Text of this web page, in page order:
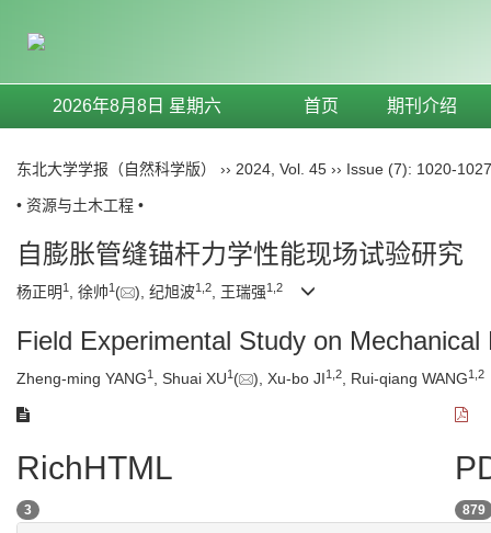
2026年8月8日 星期六 首页 期刊介绍
东北大学学报（自然科学版） ›› 2024 Vol. 45 ›› Issue (7): 1020-
• 资源与土木工程 •
自膨胀管缝锚杆力学性能现场试验研究
杨正明 1 , 徐帅1 ( ), 纪旭波1 2 , 王瑞强1 2
Field Experimental Study on
Zheng-ming YANG1 , Shuai XU1 ( ), Xu-bo JI1 2 , Rui-qiang WANG1 2
RichHTML
3 879